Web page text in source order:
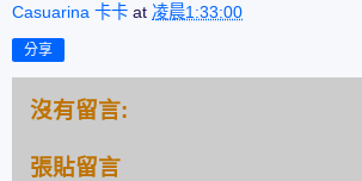
Casuarina 卡卡 at 凌晨1:33:00
分享
沒有留言:
張貼留言